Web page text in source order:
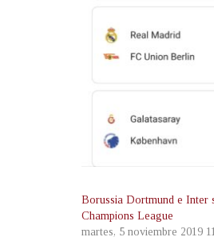
Borussia Dortmund e Inter
Champions League
martes, 5 noviembre 2019